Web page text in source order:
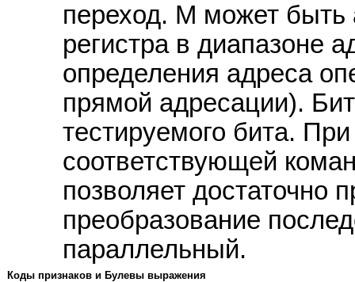
переход. M может
регистра в диапазоне
определения адреса
прямой адресации).
тестируемого бита.
соответствующей
позволяет достаточно
преобразование
параллельный.
Коды признаков и Булевы выражения